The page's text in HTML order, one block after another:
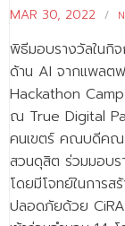
MAR 30, 2022
พิธีมอบรางวัลในกิจ
ด้าน AI จากแพลต
Hackathon
ณ True Digital
คนเขตร์ คณบดีคณะ
สวนดุสิต ร่วมมอบร
โดยมีโจทย์ในการส
ปลอดภัยด้วย CiRA